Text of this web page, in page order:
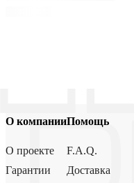
О компании
О проекте
Гарантии
Помощь
F.A.Q.
Доставка